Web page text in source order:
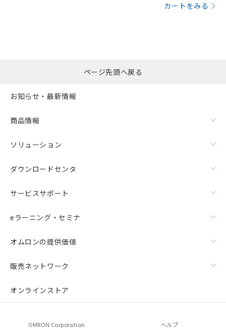
カートをみる
ページ先頭へ戻る
お知らせ・最新情報
商品情報
ソリューション
ダウンロードセンタ
サービスサポート
eラーニング・セミナ
オムロンの提供価値
販売ネットワーク
オンラインストア
OMRON Corporation ヘルプ